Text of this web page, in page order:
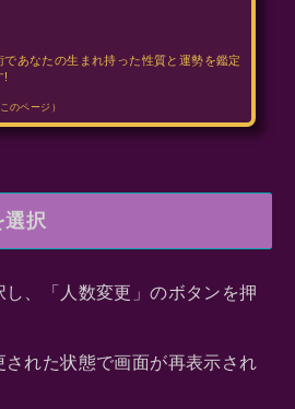
であなたの生まれ持った性質と運勢を鑑定
!
のページ）
選択
し、「人数変更」のボタンを押
された状態で画面が再表示され